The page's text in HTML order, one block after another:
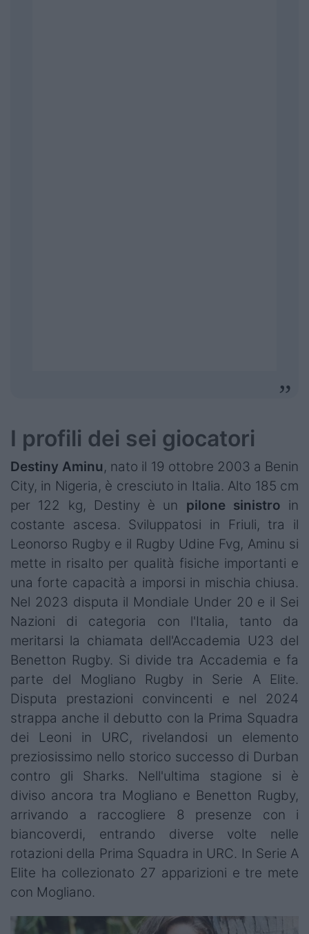
I profili dei sei giocatori
Destiny Aminu, nato il 19 ottobre 2003 a Benin
City, in Nigeria, è cresciuto in Italia. Alto 185 cm
per 122 kg, Destiny è un pilone sinistro in
costante ascesa. Sviluppatosi in Friuli, tra il
Leonorso Rugby e il Rugby Udine Fvg, Aminu si
mette in risalto per qualità fisiche importanti e
una forte capacità a imporsi in mischia chiusa.
Nel 2023 disputa il Mondiale Under 20 e il Sei
Nazioni di categoria con l'Italia, tanto da
meritarsi la chiamata dell'Accademia U23 del
Benetton Rugby. Si divide tra Accademia e fa
parte del Mogliano Rugby in Serie A Elite.
Disputa prestazioni convincenti e nel 2024
strappa anche il debutto con la Prima Squadra
dei Leoni in URC, rivelandosi un elemento
preziosissimo nello storico successo di Durban
contro gli Sharks. Nell'ultima stagione si è
diviso ancora tra Mogliano e Benetton Rugby,
arrivando a raccogliere 8 presenze con i
biancoverdi, entrando diverse volte nelle
rotazioni della Prima Squadra in URC. In Serie A
Elite ha collezionato 27 apparizioni e tre mete
con Mogliano.